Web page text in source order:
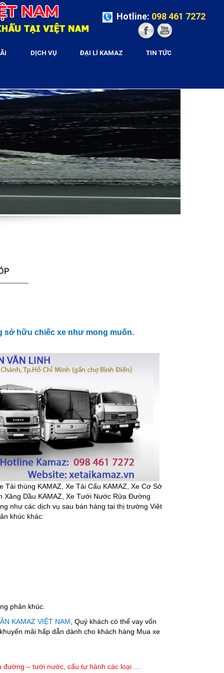
Hotline: 098 461 7272
DỊCH VỤ ĐẠI LÍ KAMAZ TIN TỨC
sở hữu chiếc xe như mong muốn.
thùng KAMAZ, Xe Tải Cẩu KAMAZ, Xe Cơ Sở
Xăng Dầu KAMAZ, Xe Tưới Nước Rửa Đường
như các dịch vụ sau bán hàng tại thị trường Việt
khúc khác:
phân khúc.
KAMAZ VIỆT NAM , Quý khách có thể vay vốn
mãi hấp dẫn dành cho khách hàng Mua xe
– tưới nước, cẩu tự hành các loại …